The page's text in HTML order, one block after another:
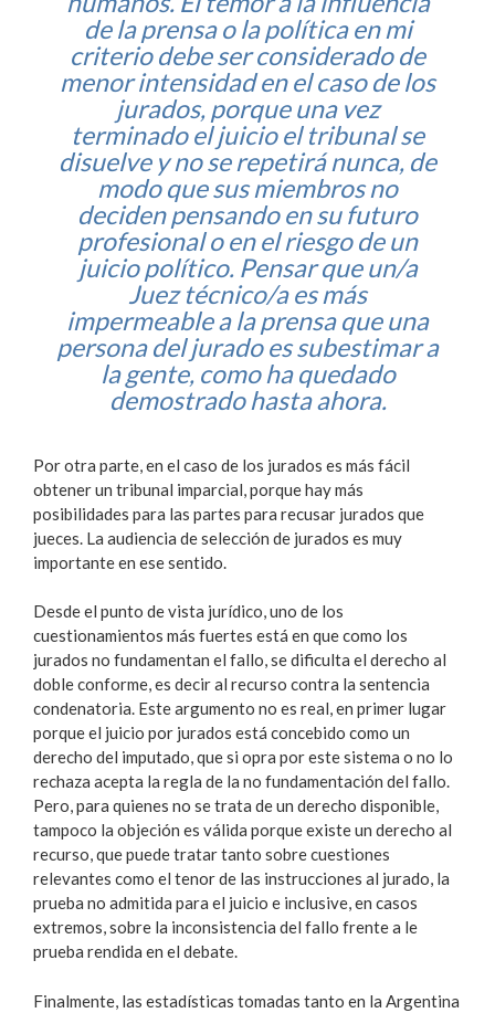
de la prensa o la política en mi
criterio debe ser considerado de
menor intensidad en el caso de los
jurados, porque una vez
terminado el juicio el tribunal se
disuelve y no se repetirá nunca, de
modo que sus miembros no
deciden pensando en su futuro
profesional o en el riesgo de un
juicio político. Pensar que un/a
Juez técnico/a es más
impermeable a la prensa que una
persona del jurado es subestimar a
la gente, como ha quedado
demostrado hasta ahora.
Por otra parte, en el caso de los jurados es más fácil
obtener un tribunal imparcial, porque hay más
posibilidades para las partes para recusar jurados que
jueces. La audiencia de selección de jurados es muy
importante en ese sentido.
Desde el punto de vista jurídico, uno de los
cuestionamientos más fuertes está en que como los
jurados no fundamentan el fallo, se dificulta el derecho al
doble conforme, es decir al recurso contra la sentencia
condenatoria. Este argumento no es real, en primer lugar
porque el juicio por jurados está concebido como un
derecho del imputado, que si opra por este sistema o no lo
rechaza acepta la regla de la no fundamentación del fallo.
Pero, para quienes no se trata de un derecho disponible,
tampoco la objeción es válida porque existe un derecho al
recurso, que puede tratar tanto sobre cuestiones
relevantes como el tenor de las instrucciones al jurado, la
prueba no admitida para el juicio e inclusive, en casos
extremos, sobre la inconsistencia del fallo frente a le
prueba rendida en el debate.
Finalmente, las estadísticas tomadas tanto en la Argentina